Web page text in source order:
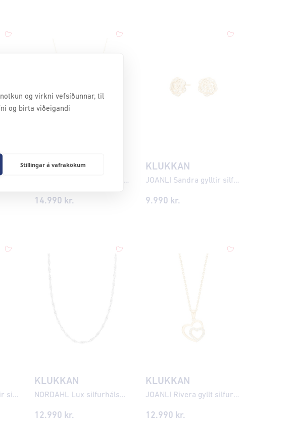
og virkni vefsíðunnar, til
og birta viðeigandi
Stillingar á vafrakökum
KLUKKAN
NORDAHL Seaside gyllt silfurhálsmen ●275900
14.990 kr.
KLUKKAN
JOANLI Sandra gylltir silfureyrnalokkar með zirkonia ●185900
9.990 kr.
NORDAHL Ripple gylltir silfureyrnalokkar ●795900
KLUKKAN
NORDAHL Lux silfurhálsmen ●330900
12.990 kr.
KLUKKAN
JOANLI Rivera gyllt silfurhálsmen með zirkonia ●045900
12.990 kr.